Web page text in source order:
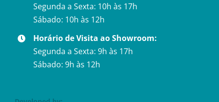
Segunda a Sexta: 10h às 17h
Sábado: 10h às 12h
Horário de Visita ao Showroom:
Segunda a Sexta: 9h às 17h
Sábado: 9h às 12h